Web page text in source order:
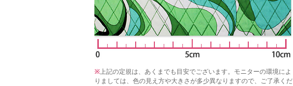
※上記の定規は、あくまでも目安でございます。モニターの環境によ
りましては、色の見え方や大きさが多少異なりますので、ご了承くだ